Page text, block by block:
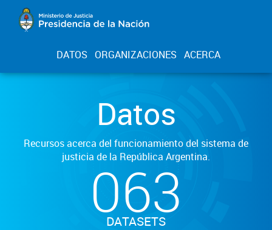
DATOS ORGANIZACIONES ACERCA
Datos
Recursos acerca del funcionamiento del sistema de
justicia de la República Argentina.
063
DATASETS